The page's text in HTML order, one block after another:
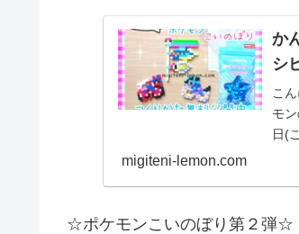
か
シ
こ
モ
日(
migiteni-lemon.com
☆ポケモンこいのぼり第２弾☆